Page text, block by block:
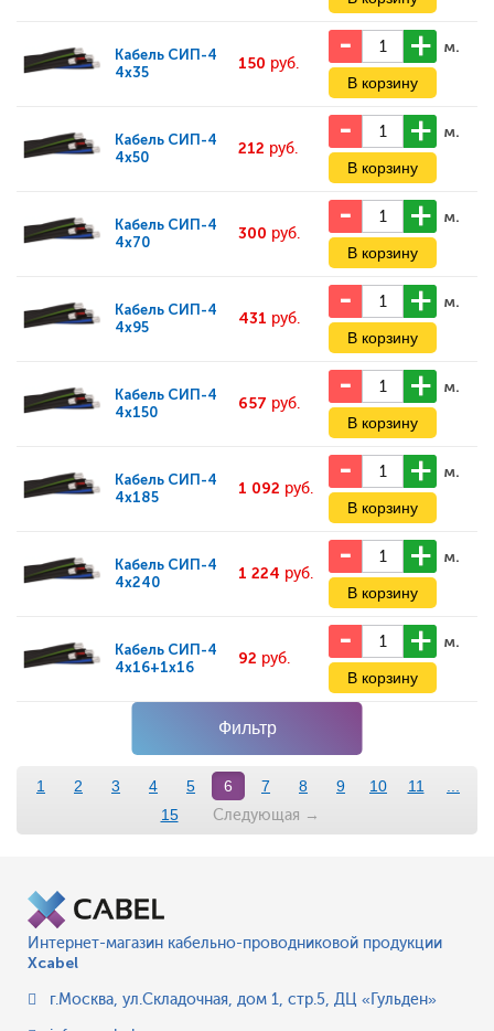
Кабель СИП-4
4x35
150 руб.
м.
Кабель СИП-4
4x50
212 руб.
м.
Кабель СИП-4
4x70
300 руб.
м.
Кабель СИП-4
4x95
431 руб.
м.
Кабель СИП-4
4x150
657 руб.
м.
Кабель СИП-4
4x185
1 092 руб.
м.
Кабель СИП-4
4x240
1 224 руб.
м.
Кабель СИП-4
4x16+1x16
92 руб.
м.
Фильтр
1 2 3 4 5 6 7 8 9 10 11
15
Следующая →
Интернет-магазин кабельно-проводниковой продукции
Xcabel
г.Москва, ул.Складочная, дом 1, стр.5, ДЦ «Гульден»